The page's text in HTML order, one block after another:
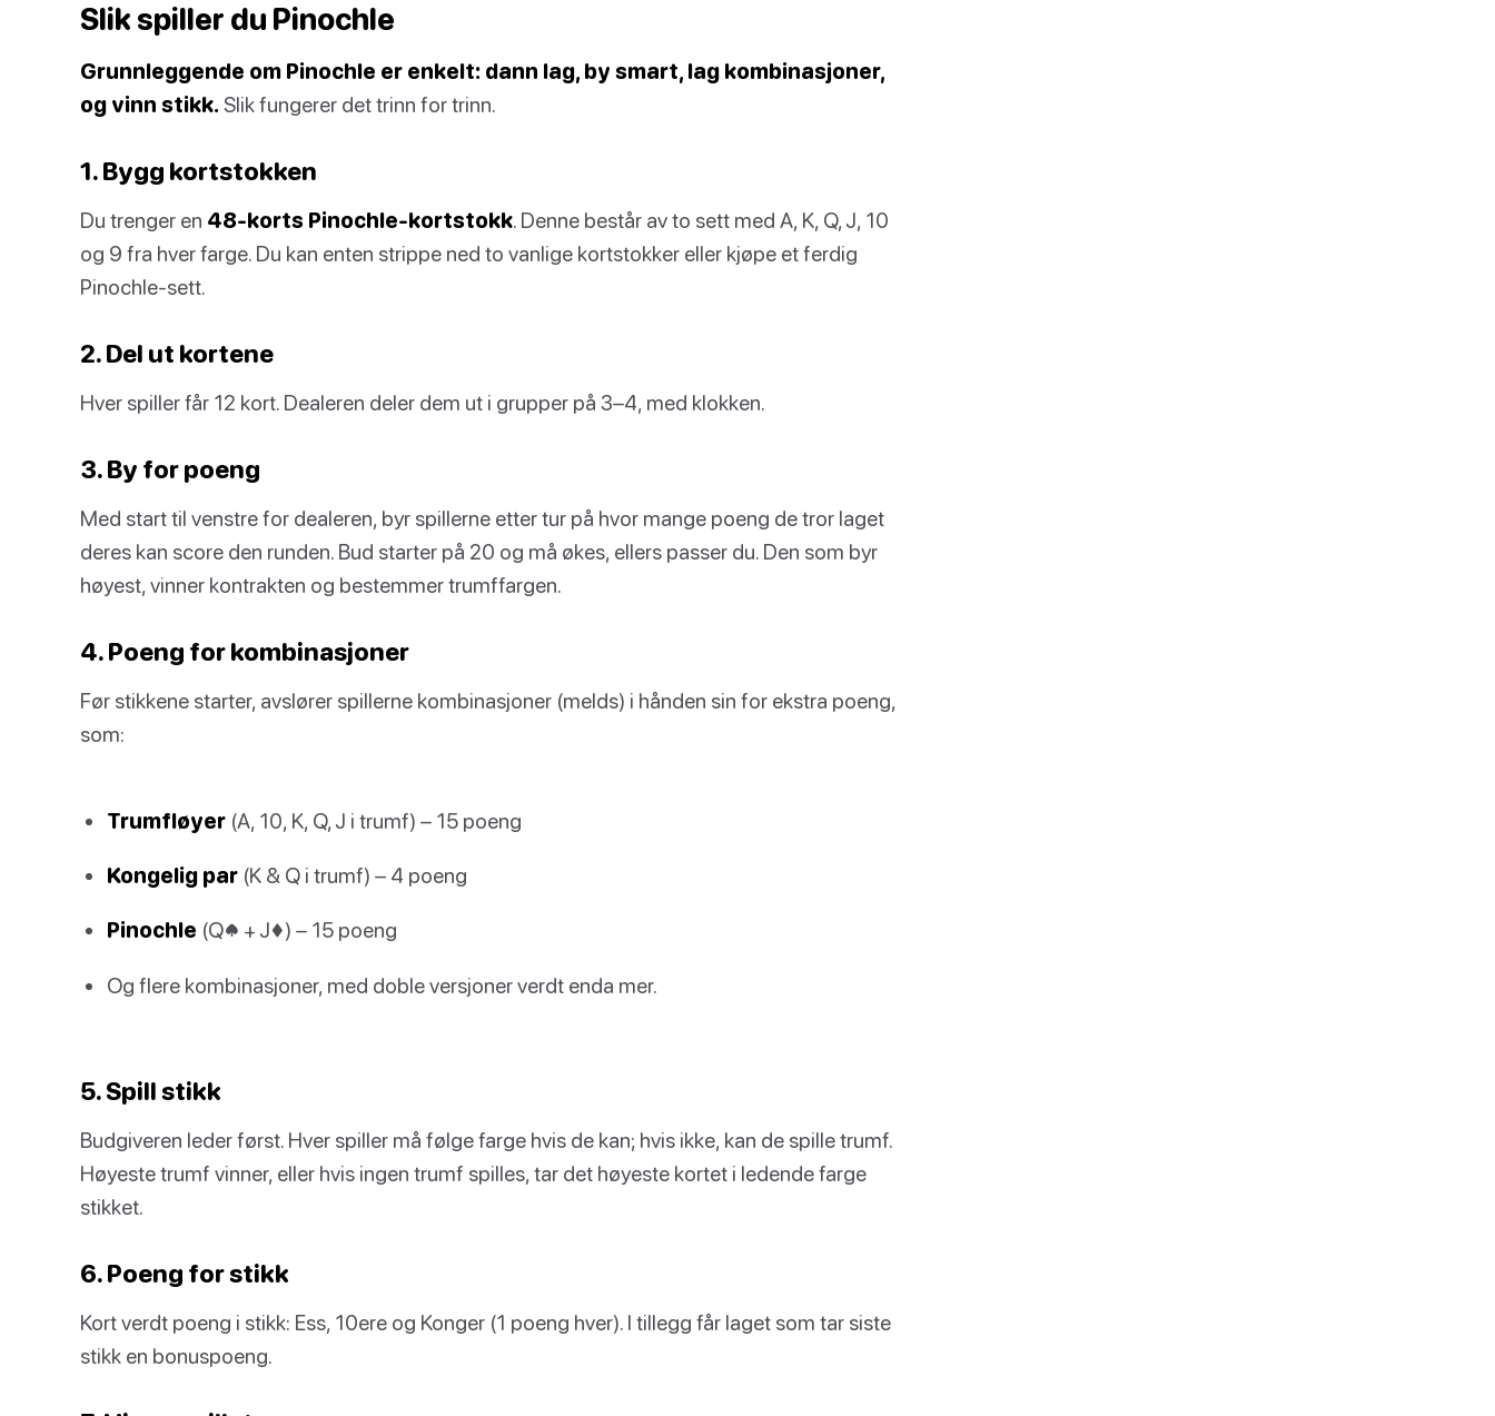
Slik spiller du Pinochle
Grunnleggende om Pinochle er enkelt: dann lag, by smart, lag kombinasjoner,
og vinn stikk. Slik fungerer det trinn for trinn.
1. Bygg kortstokken
Du trenger en 48-korts Pinochle-kortstokk. Denne består av to sett med A, K, Q, J, 10
og 9 fra hver farge. Du kan enten strippe ned to vanlige kortstokker eller kjøpe et ferdig
Pinochle-sett.
2. Del ut kortene
Hver spiller får 12 kort. Dealeren deler dem ut i grupper på 3–4, med klokken.
3. By for poeng
Med start til venstre for dealeren, byr spillerne etter tur på hvor mange poeng de tror laget
deres kan score den runden. Bud starter på 20 og må økes, ellers passer du. Den som byr
høyest, vinner kontrakten og bestemmer trumffargen.
4. Poeng for kombinasjoner
Før stikkene starter, avslører spillerne kombinasjoner (melds) i hånden sin for ekstra poeng,
som:
Trumfløyer (A, 10, K, Q, J i trumf) – 15 poeng
Kongelig par (K & Q i trumf) – 4 poeng
Pinochle (Q♠ + J♦) – 15 poeng
Og flere kombinasjoner, med doble versjoner verdt enda mer.
5. Spill stikk
Budgiveren leder først. Hver spiller må følge farge hvis de kan; hvis ikke, kan de spille trumf.
Høyeste trumf vinner, eller hvis ingen trumf spilles, tar det høyeste kortet i ledende farge
stikket.
6. Poeng for stikk
Kort verdt poeng i stikk: Ess, 10ere og Konger (1 poeng hver). I tillegg får laget som tar siste
stikk en bonuspoeng.